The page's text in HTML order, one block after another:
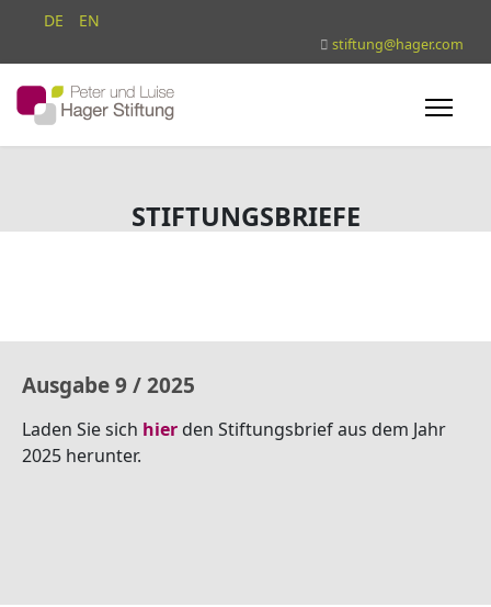
Sprache auswählen
DE EN
stiftung@hager.com
STIFTUNGSBRIEFE
Ausgabe 9 / 2025
Laden Sie sich hier den Stiftungsbrief aus dem Jahr
2025 herunter.